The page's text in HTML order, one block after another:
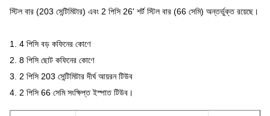
স্টিল বার (203 সেন্টিমিটার) এবং 2 পিসি 26' শর্ট স্টিল বার (66 সেমি) অন্তর্ভুক্ত রয়েছে।
1. 4 পিসি বড় কফিনের কোণে
2. 8 পিসি ছোট কফিনের কোণে
3. 2 পিসি 203 সেন্টিমিটার দীর্ঘ আয়রন টিউব
4. 2 পিসি 66 সেমি সংক্ষিপ্ত ইস্পাত টিউব।